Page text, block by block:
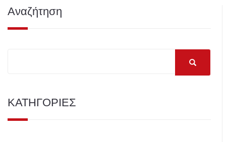
Αναζήτηση
ΚΑΤΗΓΟΡΙΕΣ